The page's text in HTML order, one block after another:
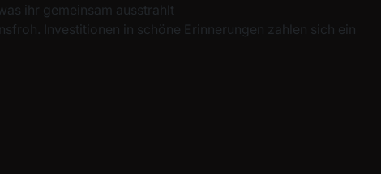
ihr gemeinsam ausstrahlt
Investitionen in schöne Erinnerungen zahlen sich ein